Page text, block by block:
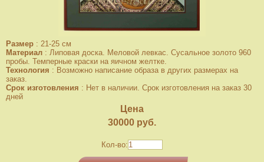
Размер : 21-25 см
Материал : Липовая доска. Меловой левкас. Сусальное золото 960
пробы. Темперные краски на яичном желтке.
Технология : Возможно написание образа в других размерах на
заказ.
Срок изготовления : Нет в наличии. Срок изготовления на заказ 30
дней
Цена
30000 руб.
Кол-во: